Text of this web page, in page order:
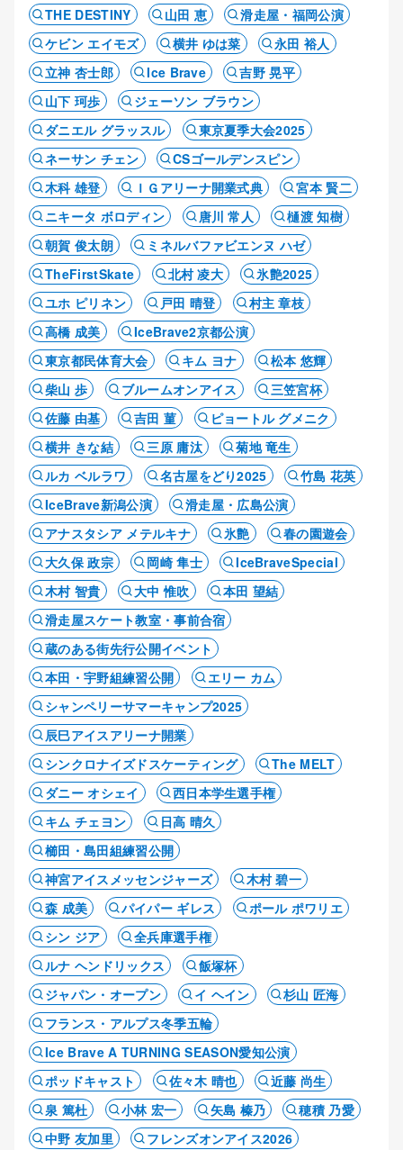
THE DESTINY
山田 恵
滑走屋・福岡公演
ケビン エイモズ
横井 ゆは菜
永田 裕人
立神 杏士郎
Ice Brave
吉野 晃平
山下 珂歩
ジェーソン ブラウン
ダニエル グラッスル
東京夏季大会2025
ネーサン チェン
CSゴールデンスピン
木科 雄登
ＩＧアリーナ開業式典
宮本 賢二
ニキータ ボロディン
唐川 常人
樋渡 知樹
朝賀 俊太朗
ミネルバファビエンヌ ハゼ
TheFirstSkate
北村 凌大
氷艶2025
ユホ ピリネン
戸田 晴登
村主 章枝
高橋 成美
IceBrave2京都公演
東京都民体育大会
キム ヨナ
松本 悠輝
柴山 歩
ブルームオンアイス
三笠宮杯
佐藤 由基
吉田 菫
ピョートル グメニク
横井 きな結
三原 庸汰
菊地 竜生
ルカ ベルラワ
名古屋をどり2025
竹島 花英
IceBrave新潟公演
滑走屋・広島公演
アナスタシア メテルキナ
氷艶
春の園遊会
大久保 政宗
岡崎 隼士
IceBraveSpecial
木村 智貴
大中 惟吹
本田 望結
滑走屋スケート教室・事前合宿
蔵のある街先行公開イベント
本田・宇野組練習公開
エリー カム
シャンペリーサマーキャンプ2025
辰巳アイスアリーナ開業
シンクロナイズドスケーティング
The MELT
ダニー オシェイ
西日本学生選手権
キム チェヨン
日高 晴久
櫛田・島田組練習公開
神宮アイスメッセンジャーズ
木村 碧一
森 成美
パイパー ギレス
ポール ポワリエ
シン ジア
全兵庫選手権
ルナ ヘンドリックス
飯塚杯
ジャパン・オープン
イ ヘイン
杉山 匠海
フランス・アルプス冬季五輪
Ice Brave A TURNING SEASON愛知公演
ポッドキャスト
佐々木 晴也
近藤 尚生
泉 篤杜
小林 宏一 矢島 榛乃
穂積 乃愛
中野 友加里
フレンズオンアイス2026